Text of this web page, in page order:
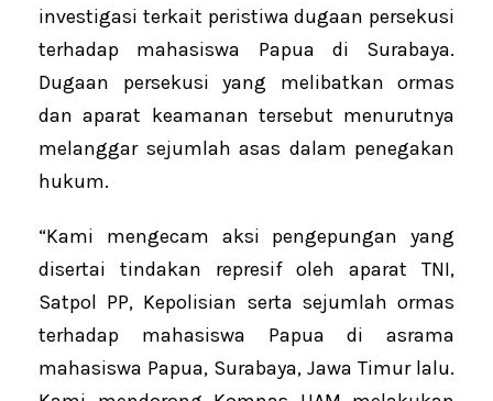
investigasi terkait peristiwa dugaan persekusi
terhadap mahasiswa Papua di Surabaya.
Dugaan persekusi yang melibatkan ormas
dan aparat keamanan tersebut menurutnya
melanggar sejumlah asas dalam penegakan
hukum.
“Kami mengecam aksi pengepungan yang
disertai tindakan represif oleh aparat TNI,
Satpol PP, Kepolisian serta sejumlah ormas
terhadap mahasiswa Papua di asrama
mahasiswa Papua, Surabaya, Jawa Timur lalu.